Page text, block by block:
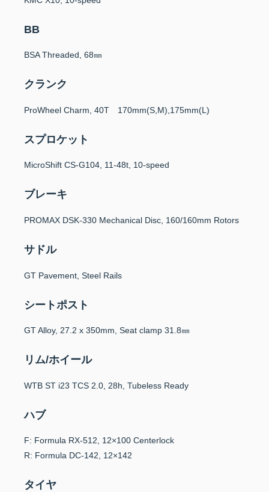
BB
BSA Threaded, 68㎜
クランク
ProWheel Charm, 40T 170mm(S,M),175mm(L)
スプロケット
MicroShift CS-G104, 11-48t, 10-speed
ブレーキ
PROMAX DSK-330 Mechanical Disc, 160/160mm Rotors
サドル
GT Pavement, Steel Rails
シートポスト
GT Alloy, 27.2 x 350mm, Seat clamp 31.8㎜
リム/ホイール
WTB ST i23 TCS 2.0, 28h, Tubeless Ready
ハブ
F: Formula RX-512, 12×100 Centerlock
R: Formula DC-142, 12×142
タイヤ